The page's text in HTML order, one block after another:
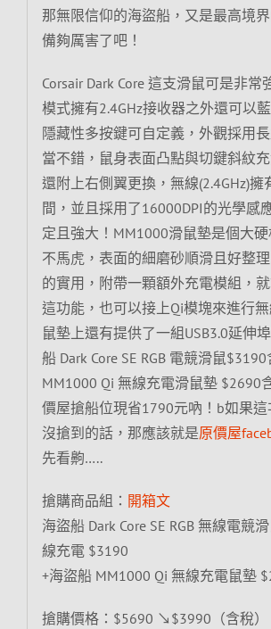
那無限信仰的海盜船，又是最高境
備夠厲害了吧！
Corsair Dark Core 這支滑鼠可是非常
模式擁有2.4GHz接收器之外還可以
隱藏性多按鍵可自定義，外觀採用
當不錯，鼠身表面凸點與切鍵斜紋
還附上右側翼更換，無線(2.4GHz)擁
間，並且採用了16000DPI的光學感
定且強大！MM1000滑鼠墊是個大
不馬虎，表面的細磨砂順滑且好整
的實用，附帶一顆額外充電模組，
這功能，也可以接上Qi模塊來進行
鼠墊上還有提供了一組USB3.0延伸
船 Dark Core SE RGB 電競滑鼠
MM1000 Qi 無線充電滑鼠墊 $2690
價屋搶船位現省1790元吶！b如果
沒搶到的話，那應該就是原價屋
先看齁…..
搶購商品組： 開箱文
海盜船 Dark Core SE RGB 無線電競
線充電 $3190
+海盜船 MM1000 Qi 無線充電鼠墊
搶購價格：$5690 ↘$3990（含稅）